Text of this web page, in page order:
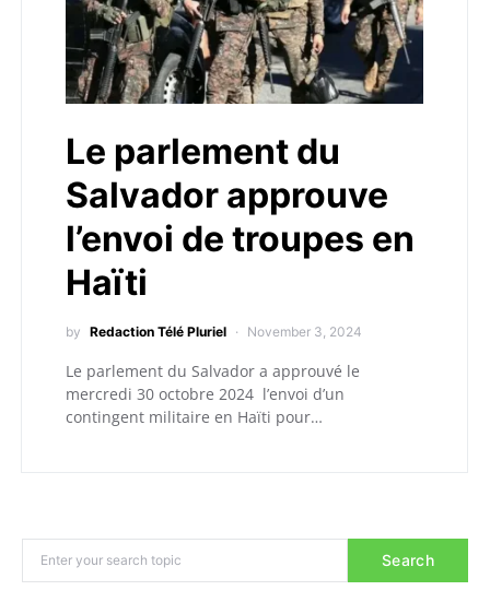
Le parlement du
Salvador approuve
l’envoi de troupes en
Haïti
by Redaction Télé Pluriel November 3, 2024
Le parlement du Salvador a approuvé le
mercredi 30 octobre 2024 l’envoi d’un
contingent militaire en Haïti pour…
Search